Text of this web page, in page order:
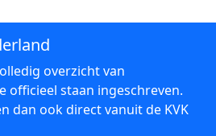
overzicht van
officieel staan ingeschreven.
dan ook direct vanuit de KVK